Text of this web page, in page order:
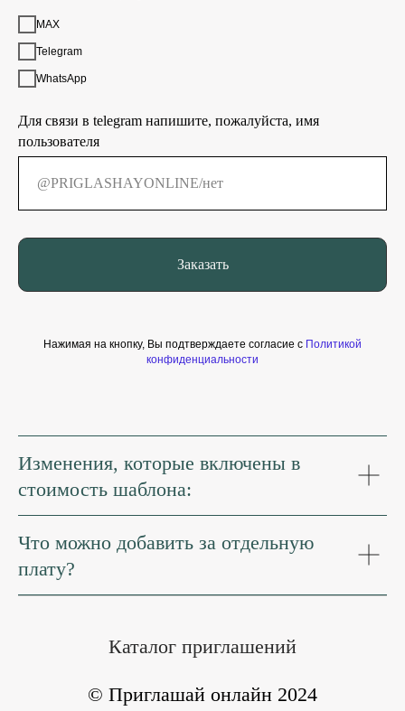
MAX
Telegram
WhatsApp
Для связи в telegram напишите, пожалуйста, имя
пользователя
Заказать
Нажимая на кнопку, Вы подтверждаете согласие с Политикой
конфиденциальности
Изменения, которые включены в
стоимость шаблона:
Что можно добавить за отдельную
плату?
Каталог приглашений
© Приглашай онлайн 2024